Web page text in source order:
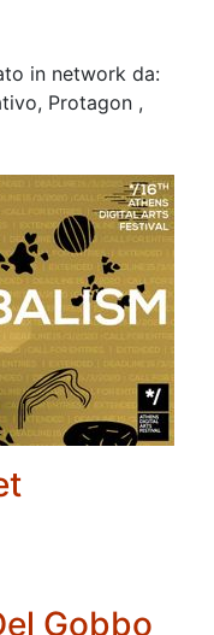
in network da:
Protagon ,
Gobbo